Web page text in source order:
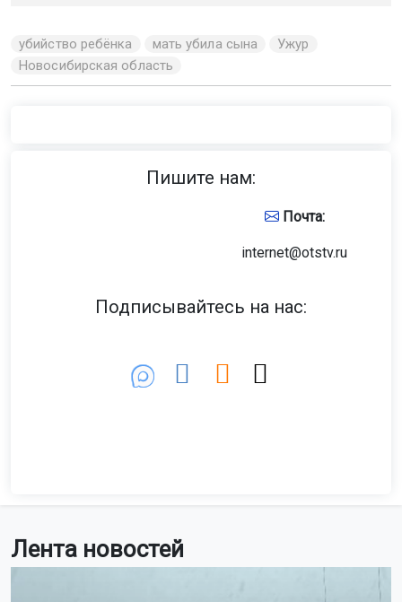
Лента новостей
убийство ребёнка мать убила сына
Ужур
Новосибирская область
Пишите нам:
Почта:
internet@otstv.ru
Подписывайтесь на нас: